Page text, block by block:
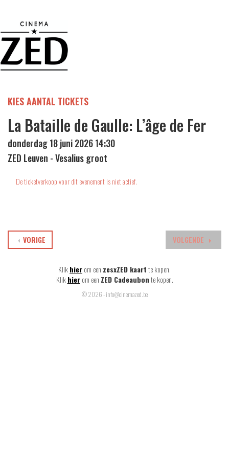
KIES AANTAL TICKETS
La Bataille de Gaulle: L’âge de Fer
donderdag 18 juni 2026 14:30
ZED Leuven - Vesalius groot
De ticketverkoop voor dit evenement is niet actief.
VOLGENDE
VORIGE
Klikhierom een zesxZED kaartte kopen.
Klik hier om een ZED Cadeaubonte kopen.
© 2026 - info@cinemazed.be